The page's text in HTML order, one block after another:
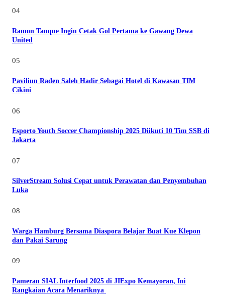
04
Ramon Tanque Ingin Cetak Gol Pertama ke Gawang Dewa
United
05
Paviliun Raden Saleh Hadir Sebagai Hotel di Kawasan TIM
Cikini
06
Esporto Youth Soccer Championship 2025 Diikuti 10 Tim SSB di
Jakarta
07
SilverStream Solusi Cepat untuk Perawatan dan Penyembuhan
Luka
08
Warga Hamburg Bersama Diaspora Belajar Buat Kue Klepon
dan Pakai Sarung
09
Pameran SIAL Interfood 2025 di JIExpo Kemayoran, Ini
Rangkaian Acara Menariknya